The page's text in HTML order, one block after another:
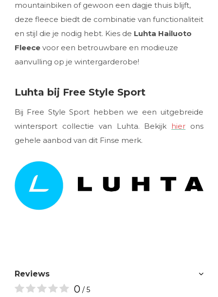
mountainbiken of gewoon een dagje thuis blijft,
deze fleece biedt de combinatie van functionaliteit
en stijl die je nodig hebt. Kies de Luhta Hailuoto
Fleece voor een betrouwbare en modieuze
aanvulling op je wintergarderobe!
Luhta bij Free Style Sport
Bij Free Style Sport hebben we een uitgebreide
wintersport collectie van Luhta. Bekijk hier ons
gehele aanbod van dit Finse merk.
Reviews
0 / 5